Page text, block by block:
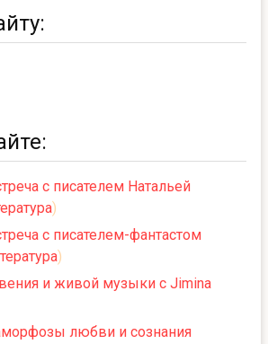
с писателем Натальей
)
с писателем-фантастом
)
и живой музыки с Jimina
любви и сознания